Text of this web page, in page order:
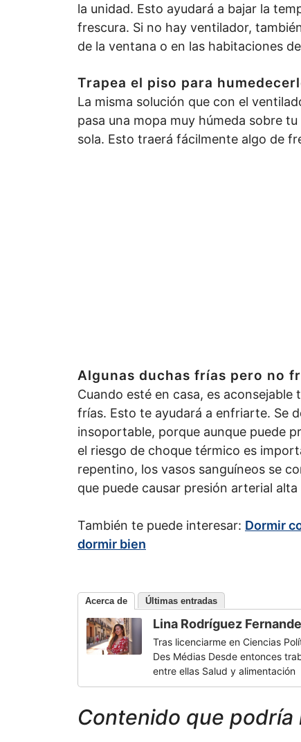
la unidad. Esto ayudará a bajar la
frescura. Si no hay ventilador,
de la ventana o en las habitaciones
Trapea el piso para
La misma solución que con el
pasa una mopa muy húmeda sobre
sola. Esto traerá fácilmente algo de
Algunas duchas frías pero no
Cuando esté en casa, es
frías. Esto te ayudará a enfriarte. Se
insoportable, porque aunque puede
el riesgo de choque térmico es
repentino, los vasos sanguíneos se
que puede causar presión arterial
También te puede interesar: Dormir
dormir bien
Acerca de Últimas entradas
Lina Rodríguez
Tras licenciarme en Ciencias
Des Médias Desde entonces
entre ellas Salud y alimentación
Contenido que